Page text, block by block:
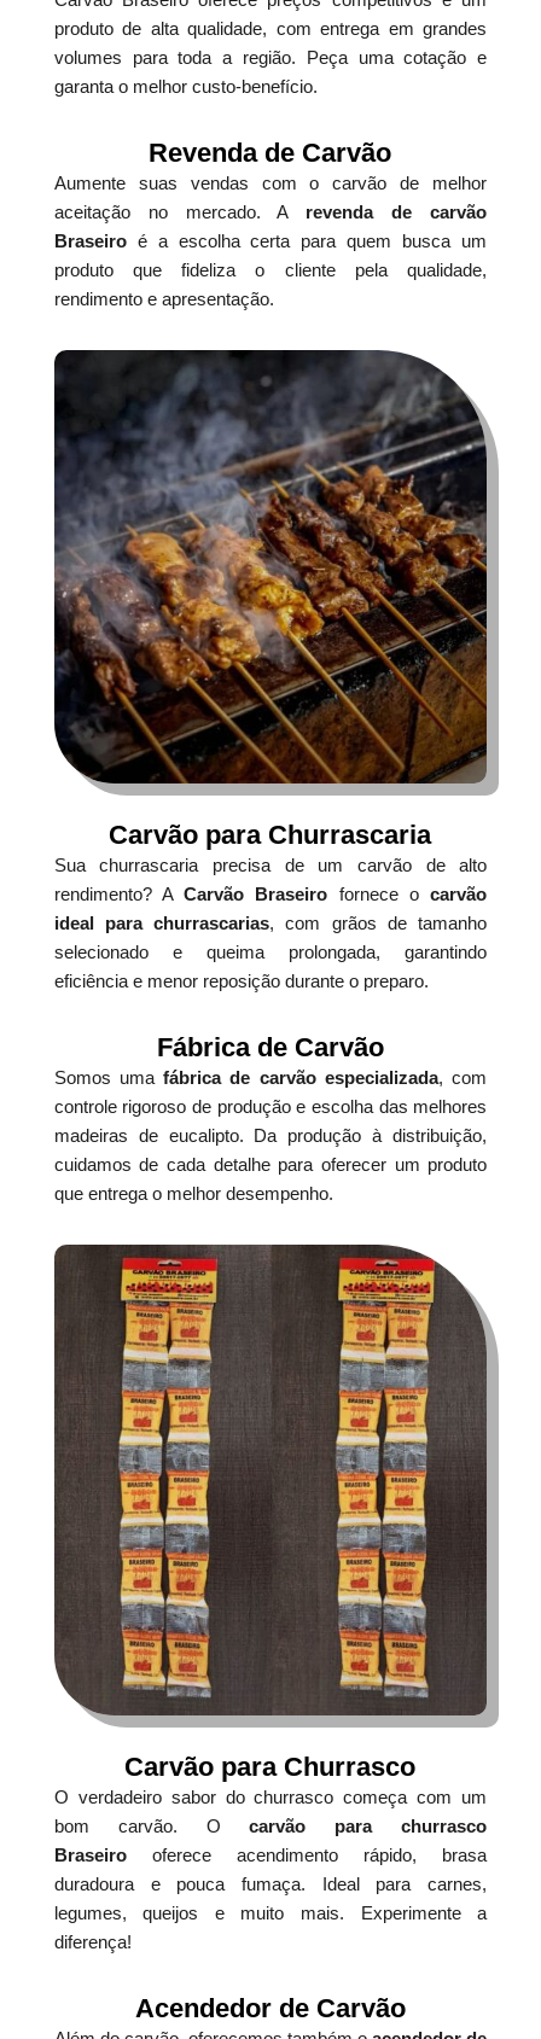
produto de alta qualidade, com entrega em grandes
volumes para toda a região. Peça uma cotação e
garanta o melhor custo-benefício.
Revenda de Carvão
Aumente suas vendas com o carvão de melhor
aceitação no mercado. A revenda de carvão
Braseiroé a escolha certa para quem busca um
produto que fideliza o cliente pela qualidade,
rendimento e apresentação.
Carvão para Churrascaria
Sua churrascaria precisa de um carvão de alto
rendimento? ACarvão Braseiro fornece ocarvão
ideal para churrascarias, com grãos de tamanho
selecionado e queima prolongada, garantindo
eficiência e menor reposição durante o preparo.
Fábrica de Carvão
Somos umafábrica de carvão especializada, com
controle rigoroso de produção e escolha das melhores
madeiras de eucalipto. Da produção à distribuição,
cuidamos de cada detalhe para oferecer um produto
que entrega o melhor desempenho.
Carvão para Churrasco
O verdadeiro sabor do churrasco começa com um
bom carvão. Ocarvão para churrasco
Braseirooferece acendimento rápido, brasa
duradoura e pouca fumaça. Ideal para carnes,
legumes, queijos e muito mais. Experimente a
diferença!
Acendedor de Carvão